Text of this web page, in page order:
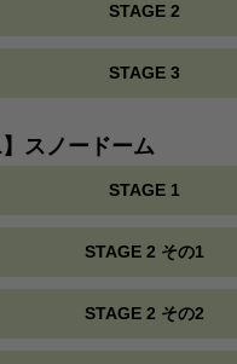
STAGE 2
STAGE 3
】スノードーム
STAGE 1
STAGE 2 その1
STAGE 2 その2